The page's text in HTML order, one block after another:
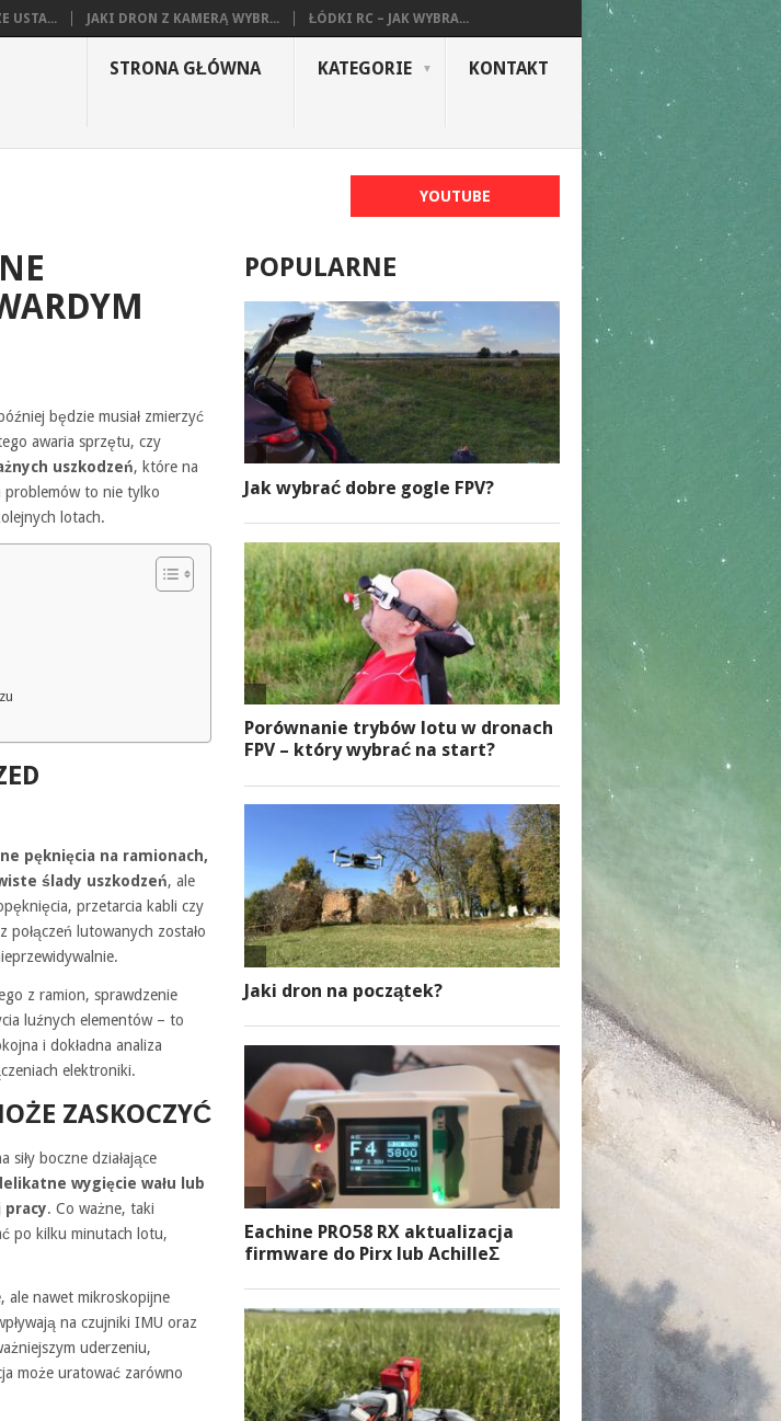
USTA... JAKI DRON Z KAMERĄ WYBR... ŁÓDKI RC – JAK WYBRA...
STRONA GŁÓWNA KATEGORIE KONTAKT
YOUTUBE
będzie musiał zmierzyć
awaria sprzętu, czy
uszkodzeń, które na
problemów to nie tylko
lotach.
pęknięcia na ramionach,
ślady uszkodzeń, ale
przetarcia kabli czy
lutowanych zostało
z ramion, sprawdzenie
luźnych elementów – to
i dokładna analiza
elektroniki.
ZASKOCZYĆ
boczne działające
wygięcie wału lub
pracy. Co ważne, taki
po kilku minutach lotu,
ale nawet mikroskopijne
na czujniki IMU oraz
uderzeniu,
może uratować zarówno
POPULARNE